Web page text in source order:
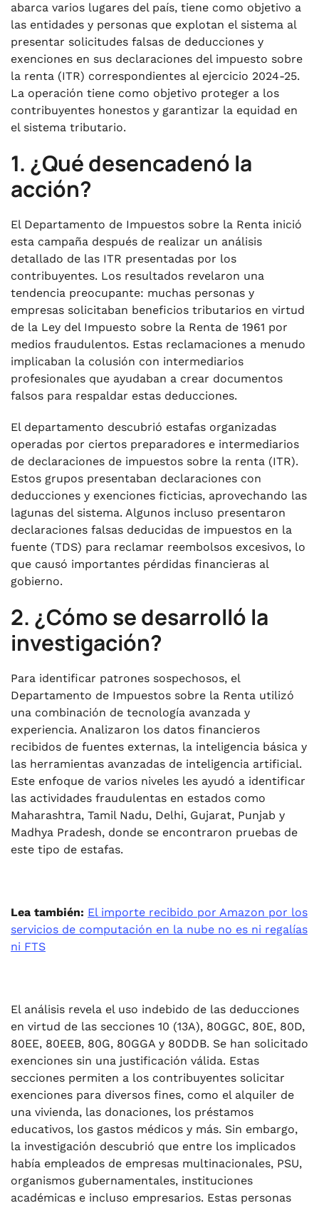
abarca varios lugares del país, tiene como objetivo a
las entidades y personas que explotan el sistema al
presentar solicitudes falsas de deducciones y
exenciones en sus declaraciones del impuesto sobre
la renta (ITR) correspondientes al ejercicio 2024-25.
La operación tiene como objetivo proteger a los
contribuyentes honestos y garantizar la equidad en
el sistema tributario.
1. ¿Qué desencadenó la
acción?
El Departamento de Impuestos sobre la Renta inició
esta campaña después de realizar un análisis
detallado de las ITR presentadas por los
contribuyentes. Los resultados revelaron una
tendencia preocupante: muchas personas y
empresas solicitaban beneficios tributarios en virtud
de la Ley del Impuesto sobre la Renta de 1961 por
medios fraudulentos. Estas reclamaciones a menudo
implicaban la colusión con intermediarios
profesionales que ayudaban a crear documentos
falsos para respaldar estas deducciones.
El departamento descubrió estafas organizadas
operadas por ciertos preparadores e intermediarios
de declaraciones de impuestos sobre la renta (ITR).
Estos grupos presentaban declaraciones con
deducciones y exenciones ficticias, aprovechando las
lagunas del sistema. Algunos incluso presentaron
declaraciones falsas deducidas de impuestos en la
fuente (TDS) para reclamar reembolsos excesivos, lo
que causó importantes pérdidas financieras al
gobierno.
2. ¿Cómo se desarrolló la
investigación?
Para identificar patrones sospechosos, el
Departamento de Impuestos sobre la Renta utilizó
una combinación de tecnología avanzada y
experiencia. Analizaron los datos financieros
recibidos de fuentes externas, la inteligencia básica y
las herramientas avanzadas de inteligencia artificial.
Este enfoque de varios niveles les ayudó a identificar
las actividades fraudulentas en estados como
Maharashtra, Tamil Nadu, Delhi, Gujarat, Punjab y
Madhya Pradesh, donde se encontraron pruebas de
este tipo de estafas.
Lea también: El importe recibido por Amazon por los
servicios de computación en la nube no es ni regalías
ni FTS
El análisis revela el uso indebido de las deducciones
en virtud de las secciones 10 (13A), 80GGC, 80E, 80D,
80EE, 80EEB, 80G, 80GGA y 80DDB. Se han solicitado
exenciones sin una justificación válida. Estas
secciones permiten a los contribuyentes solicitar
exenciones para diversos fines, como el alquiler de
una vivienda, las donaciones, los préstamos
educativos, los gastos médicos y más. Sin embargo,
la investigación descubrió que entre los implicados
había empleados de empresas multinacionales, PSU,
organismos gubernamentales, instituciones
académicas e incluso empresarios. Estas personas